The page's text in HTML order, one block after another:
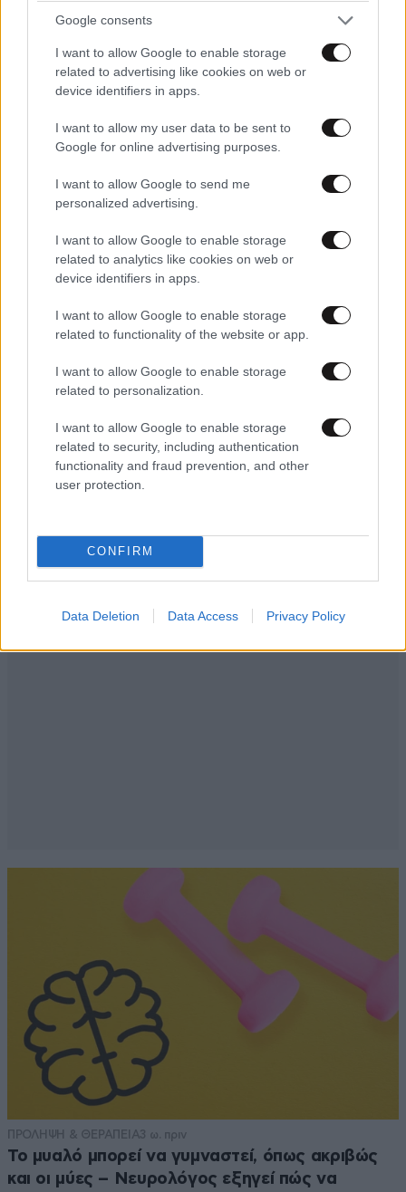
Google consents
I want to allow Google to enable storage
related to advertising like cookies on web or
device identifiers in apps.
I want to allow my user data to be sent to
Google for online advertising purposes.
I want to allow Google to send me
personalized advertising.
I want to allow Google to enable storage
related to analytics like cookies on web or
device identifiers in apps.
I want to allow Google to enable storage
related to functionality of the website or app.
I want to allow Google to enable storage
related to personalization.
I want to allow Google to enable storage
related to security, including authentication
functionality and fraud prevention, and other
user protection.
CONFIRM
Data Deletion Data Access Privacy Policy
7 λ. πριν
Ζημιές σε οικήματα από τη φωτιά στον
– Οι φλόγες κατευθύνονται στο βουνό
ΠΡΟΛΗΨΗ & ΘΕΡΑΠΕΙΑ3 ω. πριν
Το μυαλό μπορεί να γυμναστεί, όπως ακριβώς
και οι μύες – Νευρολόγος εξηγεί πώς να